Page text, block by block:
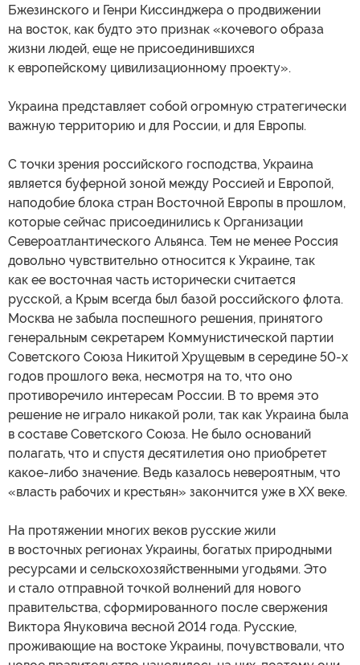
Бжезинского и Генри Киссинджера о продвижении
на восток, как будто это признак «кочевого образа
жизни людей, еще не присоединившихся
к европейскому цивилизационному проекту».
Украина представляет собой огромную стратегически
важную территорию и для России, и для Европы.
С точки зрения российского господства, Украина
является буферной зоной между Россией и Европой,
наподобие блока стран Восточной Европы в прошлом,
которые сейчас присоединились к Организации
Североатлантического Альянса. Тем не менее Россия
довольно чувствительно относится к Украине, так
как ее восточная часть исторически считается
русской, а Крым всегда был базой российского флота.
Москва не забыла поспешного решения, принятого
генеральным секретарем Коммунистической партии
Советского Союза Никитой Хрущевым в середине 50-х
годов прошлого века, несмотря на то, что оно
противоречило интересам России. В то время это
решение не играло никакой роли, так как Украина была
в составе Советского Союза. Не было оснований
полагать, что и спустя десятилетия оно приобретет
какое-либо значение. Ведь казалось невероятным, что
«власть рабочих и крестьян» закончится уже в ХХ веке.
На протяжении многих веков русские жили
в восточных регионах Украины, богатых природными
ресурсами и сельскохозяйственными угодьями. Это
и стало отправной точкой волнений для нового
правительства, сформированного после свержения
Виктора Януковича весной 2014 года. Русские,
проживающие на востоке Украины, почувствовали, что